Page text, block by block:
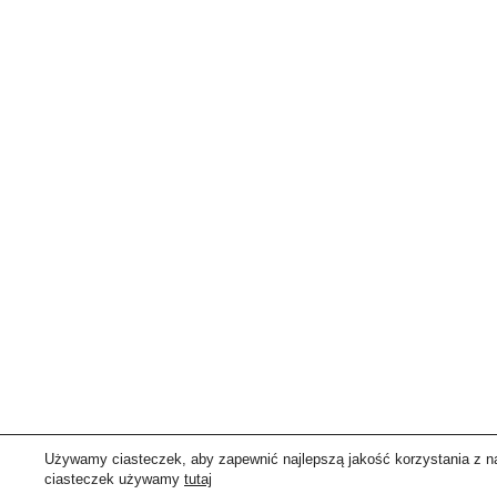
Używamy ciasteczek, aby zapewnić najlepszą jakość korzystania z
ciasteczek używamy tutaj